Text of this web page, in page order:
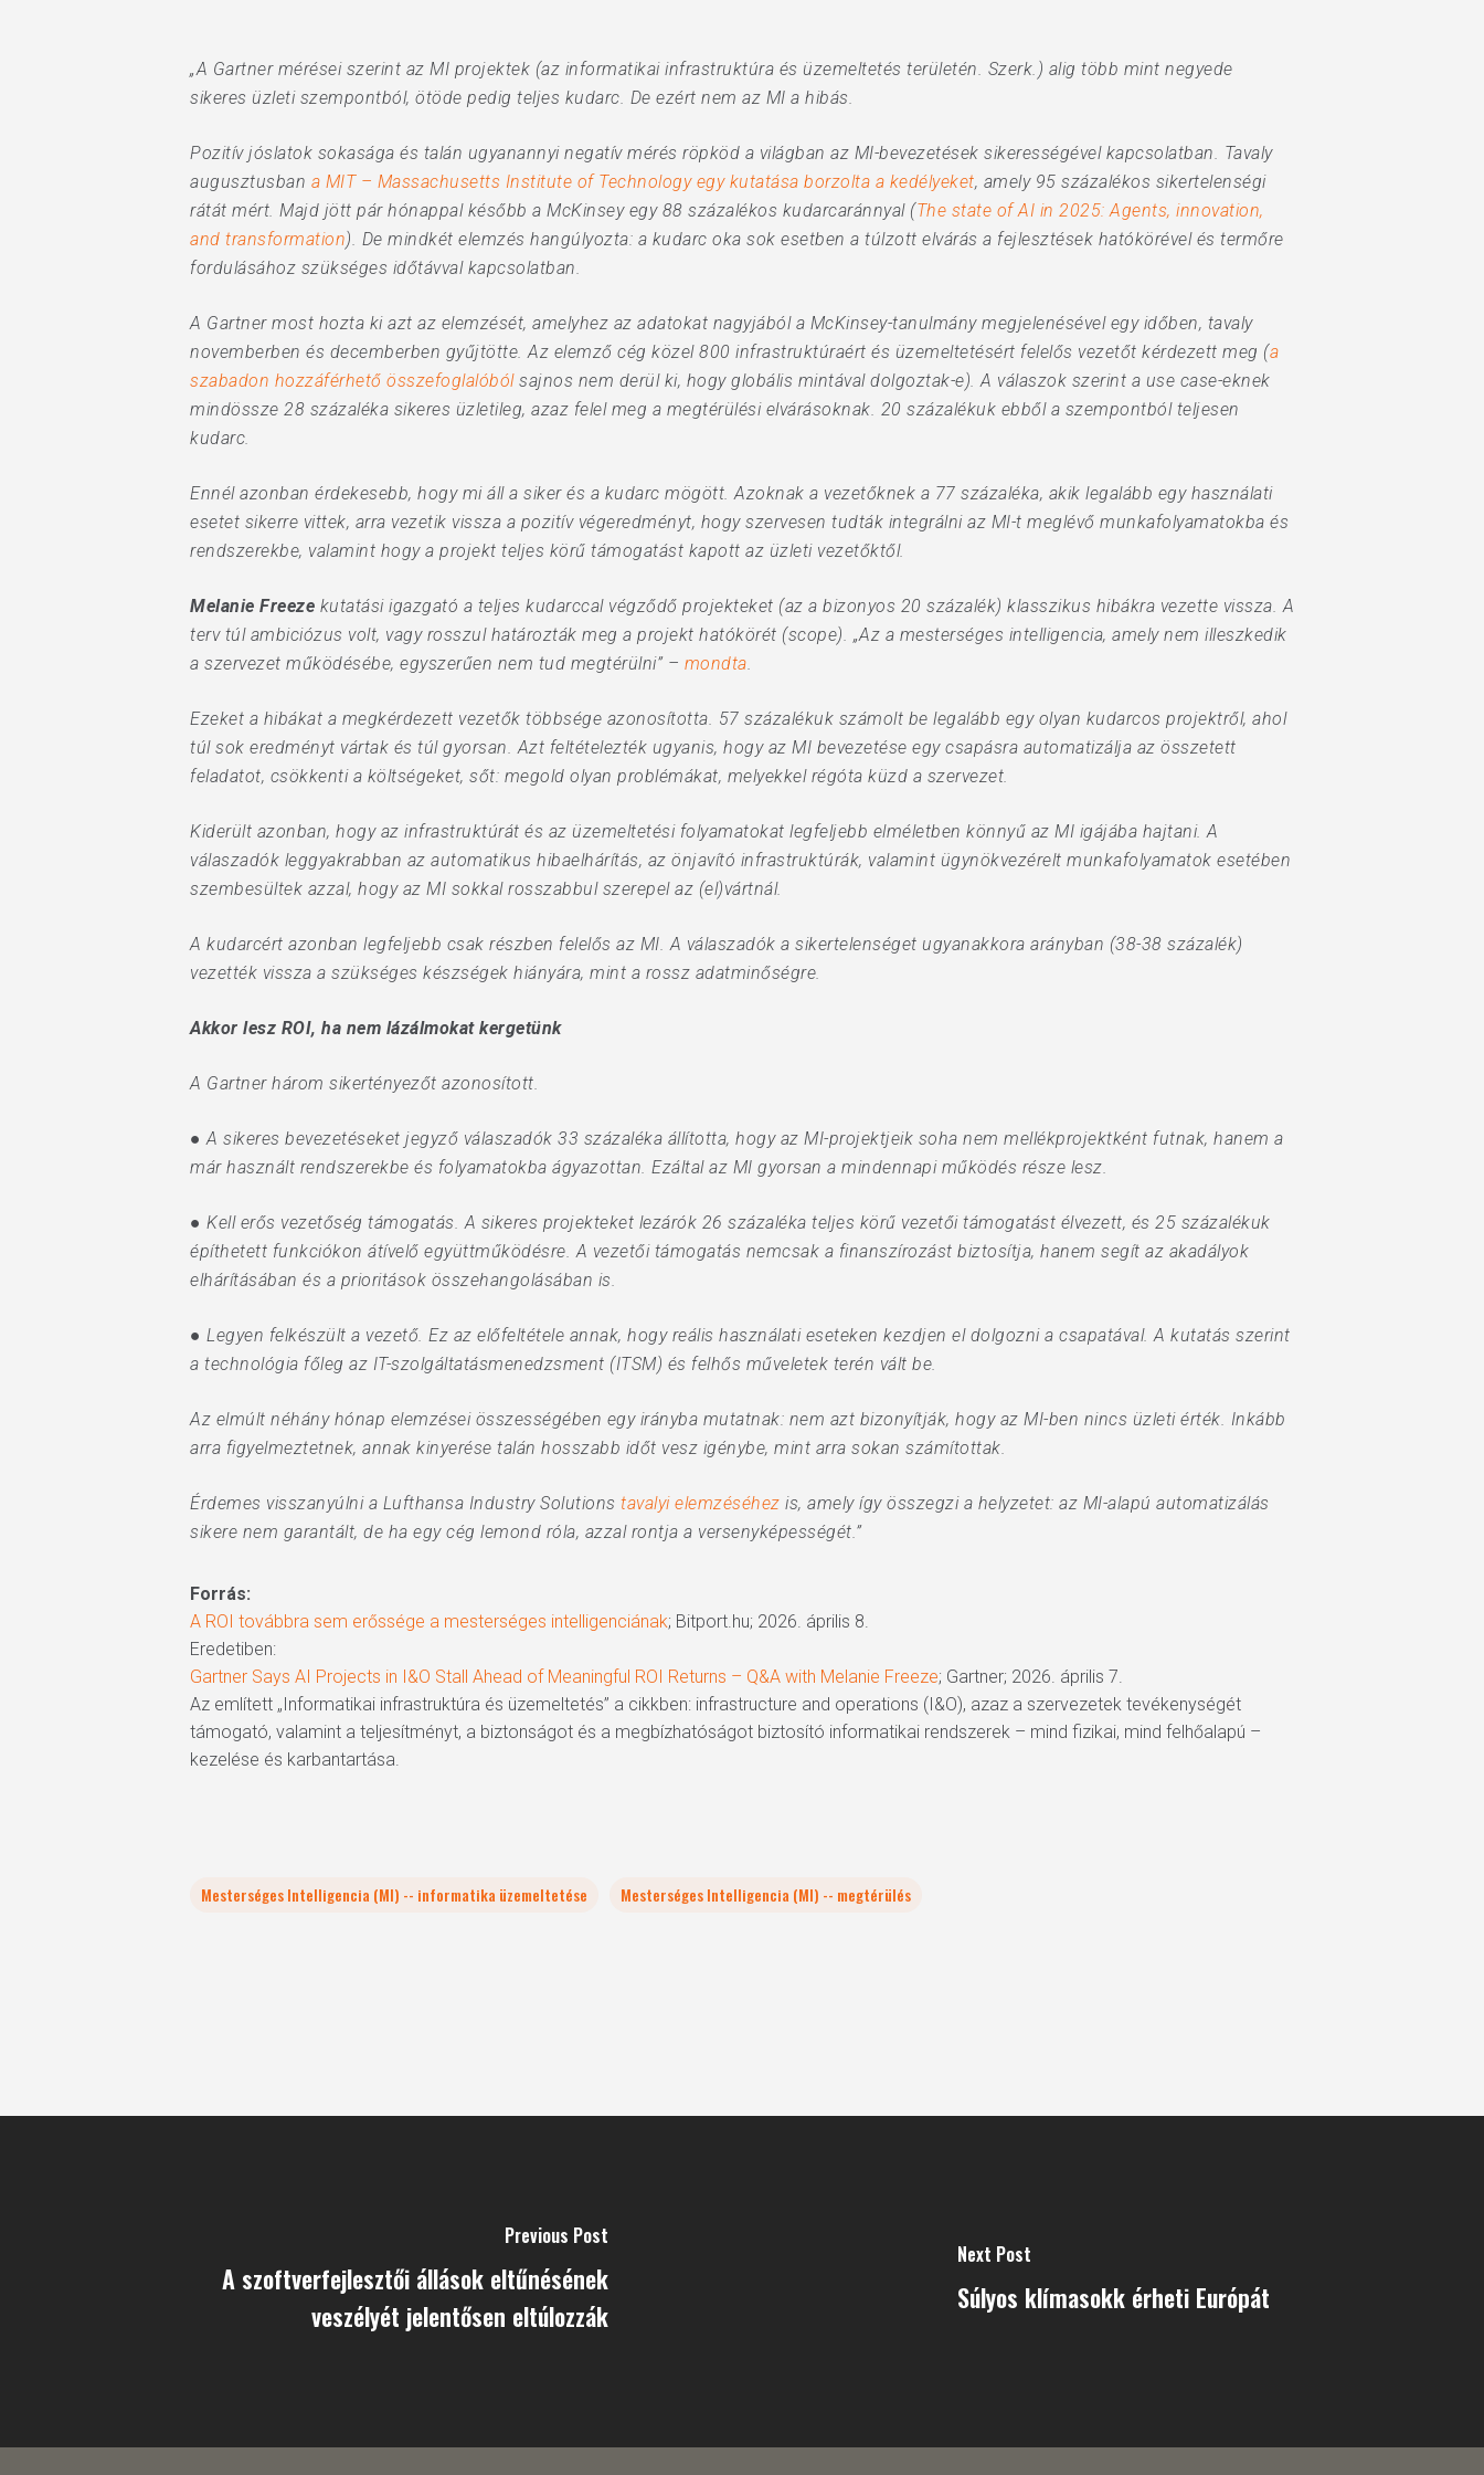
Hit enter to search or ESC to close
„A Gartner mérései szerint az MI projektek (az informatikai infrastruktúra és üzemeltetés területén. Szerk.) alig több mint negyede
sikeres üzleti szempontból, ötöde pedig teljes kudarc. De ezért nem az MI a hibás.
Pozitív jóslatok sokasága és talán ugyanannyi negatív mérés röpköd a világban az MI-bevezetések sikerességével kapcsolatban. Tavaly
augusztusban a MIT – Massachusetts Institute of Technology egy kutatása borzolta a kedélyeket, amely 95 százalékos sikertelenségi
rátát mért. Majd jött pár hónappal később a McKinsey egy 88 százalékos kudarcaránnyal (The state of AI in 2025: Agents, innovation,
and transformation). De mindkét elemzés hangúlyozta: a kudarc oka sok esetben a túlzott elvárás a fejlesztések hatókörével és termőre
fordulásához szükséges időtávval kapcsolatban.
A Gartner most hozta ki azt az elemzését, amelyhez az adatokat nagyjából a McKinsey-tanulmány megjelenésével egy időben, tavaly
novemberben és decemberben gyűjtötte. Az elemző cég közel 800 infrastruktúraért és üzemeltetésért felelős vezetőt kérdezett meg (a
szabadon hozzáférhető összefoglalóbólsajnos nem derül ki, hogy globális mintával dolgoztak-e). A válaszok szerint a use case-eknek
mindössze 28 százaléka sikeres üzletileg, azaz felel meg a megtérülési elvárásoknak. 20 százalékuk ebből a szempontból teljesen
kudarc.
Ennél azonban érdekesebb, hogy mi áll a siker és a kudarc mögött. Azoknak a vezetőknek a 77 százaléka, akik legalább egy használati
esetet sikerre vittek, arra vezetik vissza a pozitív végeredményt, hogy szervesen tudták integrálni az MI-t meglévő munkafolyamatokba és
rendszerekbe, valamint hogy a projekt teljes körű támogatást kapott az üzleti vezetőktől.
Melanie Freeze kutatási igazgató a teljes kudarccal végződő projekteket (az a bizonyos 20 százalék) klasszikus hibákra vezette vissza. A
terv túl ambiciózus volt, vagy rosszul határozták meg a projekt hatókörét (scope). „Az a mesterséges intelligencia, amely nem illeszkedik
a szervezet működésébe, egyszerűen nem tud megtérülni” – mondta.
Ezeket a hibákat a megkérdezett vezetők többsége azonosította. 57 százalékuk számolt be legalább egy olyan kudarcos projektről, ahol
túl sok eredményt vártak és túl gyorsan. Azt feltételezték ugyanis, hogy az MI bevezetése egy csapásra automatizálja az összetett
feladatot, csökkenti a költségeket, sőt: megold olyan problémákat, melyekkel régóta küzd a szervezet.
Kiderült azonban, hogy az infrastruktúrát és az üzemeltetési folyamatokat legfeljebb elméletben könnyű az MI igájába hajtani. A
válaszadók leggyakrabban az automatikus hibaelhárítás, az önjavító infrastruktúrák, valamint ügynökvezérelt munkafolyamatok esetében
szembesültek azzal, hogy az MI sokkal rosszabbul szerepel az (el)vártnál.
A kudarcért azonban legfeljebb csak részben felelős az MI. A válaszadók a sikertelenséget ugyanakkora arányban (38-38 százalék)
vezették vissza a szükséges készségek hiányára, mint a rossz adatminőségre.
Akkor lesz ROI, ha nem lázálmokat kergetünk
A Gartner három sikertényezőt azonosított.
● A sikeres bevezetéseket jegyző válaszadók 33 százaléka állította, hogy az MI-projektjeik soha nem mellékprojektként futnak, hanem a
már használt rendszerekbe és folyamatokba ágyazottan. Ezáltal az MI gyorsan a mindennapi működés része lesz.
● Kell erős vezetőség támogatás. A sikeres projekteket lezárók 26 százaléka teljes körű vezetői támogatást élvezett, és 25 százalékuk
építhetett funkciókon átívelő együttműködésre. A vezetői támogatás nemcsak a finanszírozást biztosítja, hanem segít az akadályok
elhárításában és a prioritások összehangolásában is.
● Legyen felkészült a vezető. Ez az előfeltétele annak, hogy reális használati eseteken kezdjen el dolgozni a csapatával. A kutatás szerint
a technológia főleg az IT-szolgáltatásmenedzsment (ITSM) és felhős műveletek terén vált be.
Az elmúlt néhány hónap elemzései összességében egy irányba mutatnak: nem azt bizonyítják, hogy az MI-ben nincs üzleti érték. Inkább
arra figyelmeztetnek, annak kinyerése talán hosszabb időt vesz igénybe, mint arra sokan számítottak.
Érdemes visszanyúlni a Lufthansa Industry Solutions tavalyi elemzéséhez is, amely így összegzi a helyzetet: az MI-alapú automatizálás
sikere nem garantált, de ha egy cég lemond róla, azzal rontja a versenyképességét.”
Forrás:
A ROI továbbra sem erőssége a mesterséges intelligenciának; Bitport.hu; 2026. április 8.
Eredetiben:
Gartner Says AI Projects in I&O Stall Ahead of Meaningful ROI Returns – Q&A with Melanie Freeze; Gartner; 2026. április 7.
Az említett „Informatikai infrastruktúra és üzemeltetés” a cikkben: infrastructure and operations (I&O), azaz a szervezetek tevékenységét
támogató, valamint a teljesítményt, a biztonságot és a megbízhatóságot biztosító informatikai rendszerek – mind fizikai, mind felhőalapú –
kezelése és karbantartása.
Mesterséges Intelligencia (MI) -- informatika üzemeltetése Mesterséges Intelligencia (MI) -- megtérülés
Previous Post
A szoftverfejlesztői állások eltűnésének
veszélyét jelentősen eltúlozzák
Next Post
Súlyos klímasokk érheti Európát